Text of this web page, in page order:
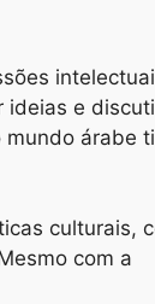
ideias e
árabe
culturais,
com a